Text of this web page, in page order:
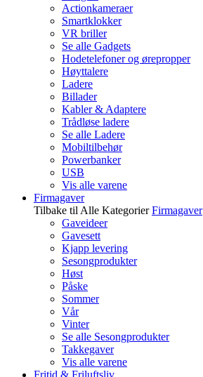
Actionkameraer
Smartklokker
VR briller
Se alle Gadgets
Hodetelefoner og ørepropper
Høyttalere
Ladere
Billader
Kabler & Adaptere
Trådløse ladere
Se alle Ladere
Mobiltilbehør
Powerbanker
USB
Vis alle varene
Firmagaver
Tilbake til Alle Kategorier Firmagaver
Gaveideer
Gavesett
Kjapp levering
Sesongprodukter
Høst
Påske
Sommer
Vår
Vinter
Se alle Sesongprodukter
Takkegaver
Vis alle varene
Fritid & Friluftsliv